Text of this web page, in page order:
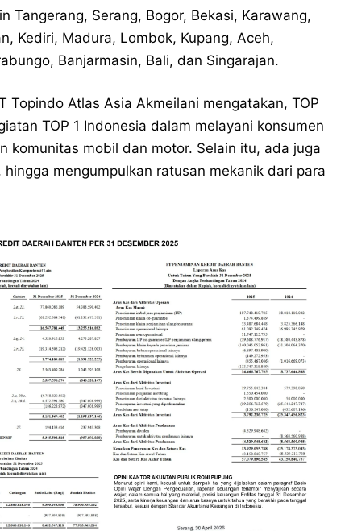
Tangerang, Serang, Bogor, Bekasi, Karawang,
Kediri, Madura, Lombok, Kupang, Aceh,
Banjarmasin, Bali, dan Singarajan.
Topindo Atlas Asia Akmeilani mengatakan, TOP
TOP 1 Indonesia dalam melayani konsumen
komunitas mobil dan motor. Selain itu, ada juga
mengumpulkan ratusan mekanik dari para